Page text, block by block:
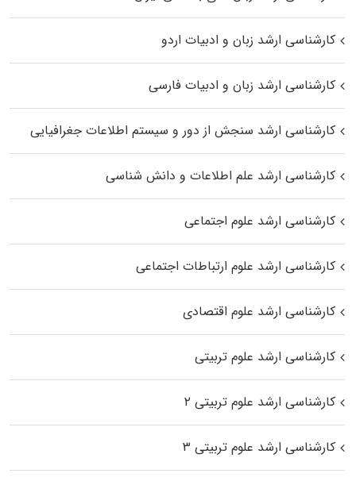
کارشناسی ارشد زبان و ادبیات اردو
کارشناسی ارشد زبان و ادبیات فارسی
کارشناسی ارشد سنجش از دور و سیستم اطلاعات جغرافیایی
کارشناسی ارشد علم اطلاعات و دانش شناسی
کارشناسی ارشد علوم اجتماعی
کارشناسی ارشد علوم ارتباطات اجتماعی
کارشناسی ارشد علوم اقتصادی
کارشناسی ارشد علوم تربیتی
کارشناسی ارشد علوم تربیتی ۲
کارشناسی ارشد علوم تربیتی ۳